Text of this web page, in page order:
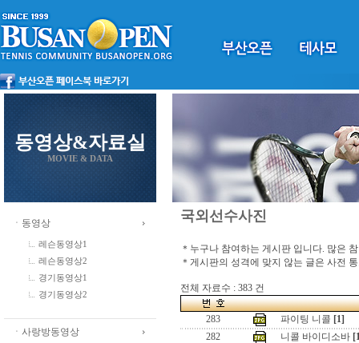
동영상&자료실
MOVIE & DATA
ㆍ동영상
레슨동영상1
레슨동영상2
경기동영상1
경기동영상2
ㆍ사랑방동영상
국외선수사진
＊누구나 참여하는 게시판 입니다. 많은
＊게시판의 성격에 맞지 않는 글은 사전
전체 자료수 : 383 건
283 파이팅 니콜 [1]
282
니콜 바이디소바